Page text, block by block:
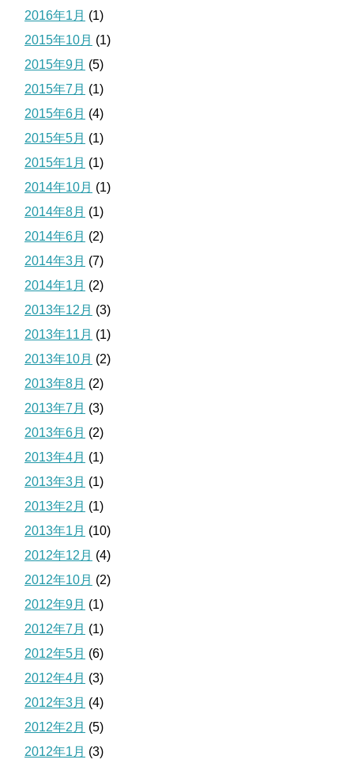
2016年1月 (1)
2015年10月 (1)
2015年9月 (5)
2015年7月 (1)
2015年6月 (4)
2015年5月 (1)
2015年1月 (1)
2014年10月 (1)
2014年8月 (1)
2014年6月 (2)
2014年3月 (7)
2014年1月 (2)
2013年12月 (3)
2013年11月 (1)
2013年10月 (2)
2013年8月 (2)
2013年7月 (3)
2013年6月 (2)
2013年4月 (1)
2013年3月 (1)
2013年2月 (1)
2013年1月 (10)
2012年12月 (4)
2012年10月 (2)
2012年9月 (1)
2012年7月 (1)
2012年5月 (6)
2012年4月 (3)
2012年3月 (4)
2012年2月 (5)
2012年1月 (3)